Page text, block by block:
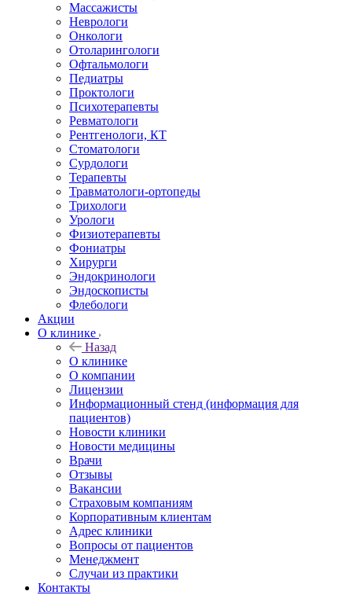
Массажисты
Неврологи
Онкологи
Отоларингологи
Офтальмологи
Педиатры
Проктологи
Психотерапевты
Ревматологи
Рентгенологи, КТ
Стоматологи
Сурдологи
Терапевты
Травматологи-ортопеды
Трихологи
Урологи
Физиотерапевты
Фониатры
Хирурги
Эндокринологи
Эндоскописты
Флебологи
Акции
О клинике
Назад
О клинике
О компании
Лицензии
Информационный стенд (информация для
пациентов)
Новости клиники
Новости медицины
Врачи
Отзывы
Вакансии
Страховым компаниям
Корпоративным клиентам
Адрес клиники
Вопросы от пациентов
Менеджмент
Случаи из практики
Контакты